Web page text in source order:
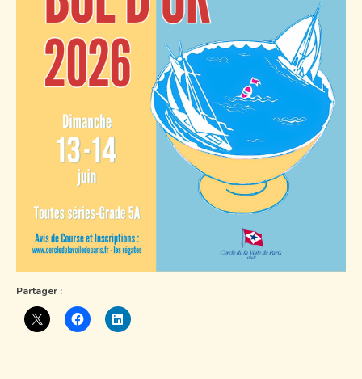
Partager :